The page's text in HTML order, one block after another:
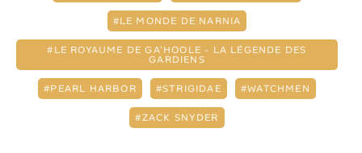
LE MONDE DE NARNIA
LE ROYAUME DE GA'HOOLE - LA LÉGENDE DES
GARDIENS
PEARL HARBOR STRIGIDAE WATCHMEN
ZACK SNYDER